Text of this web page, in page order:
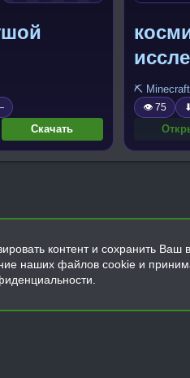
Скачать
⛏️ Minecraft
👁 75
контент и сохранить Ваш
наших файлов cookie и